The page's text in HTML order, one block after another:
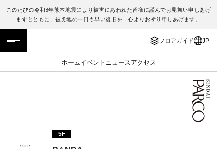
このたびの令和8年熊本地震により被害にあわれた皆様に謹んでお見舞い申しあげ
ますとともに、被災地の一日も早い復旧を、心よりお祈り申しあげます。
フロアガイド JP
ホームイベント ニュース アクセス
フロアガイド
施設案内・アクセス
TAX FREE
ENGLISH
繁体字
日本語
5F